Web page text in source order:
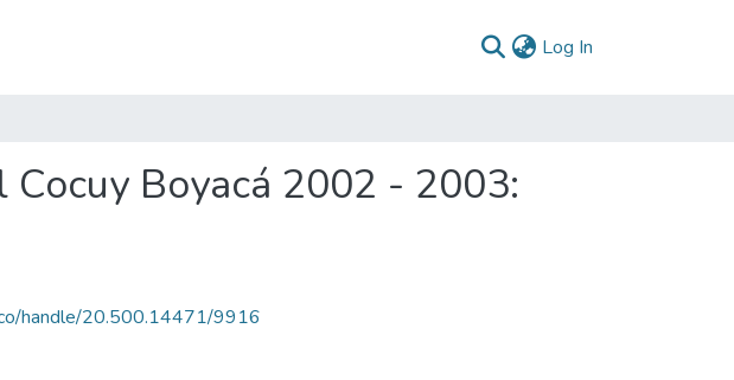
Log In
Boyacá 2002 - 2003:
handle/20.500.14471/9916